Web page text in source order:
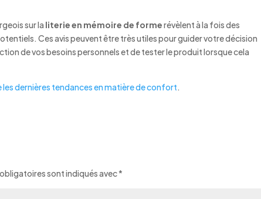
sur la literie en mémoire de formerévèlent à la fois des
Ces avis peuvent être très utiles pour guider votre décision
de vos besoins personnels et de tester le produit lorsque cela
dernières tendances en matière de confort.
sont indiqués avec*